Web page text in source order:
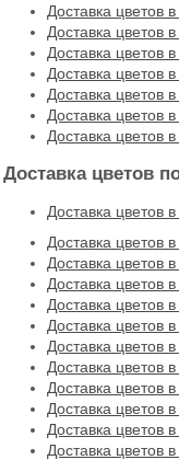
Доставка цветов
Доставка цветов
Доставка цветов
Доставка
Доставка цветов
Доставка цветов
Доставка цветов
Доставка цветов
Доставка цветов
Доставка цветов
Доставка цветов
Доставка цветов
Доставка цветов
Доставка цветов
Доставка цветов
Доставка цветов
Доставка цветов
Доставка цветов
Доставка цветов
Доставка цветов